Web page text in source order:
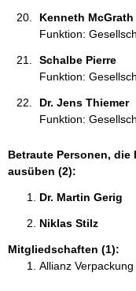
Kenneth McGrath
Funktion:
Schalbe Pierre
Funktion:
Dr. Jens Thiemer
Funktion:
Betraute Personen,
ausüben (2):
Dr. Martin Gerig
Niklas Stilz
Mitgliedschaften (1):
Allianz